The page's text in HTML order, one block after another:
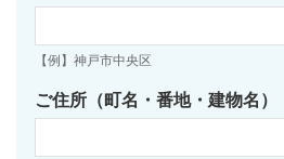
【例】神戸市中央区
ご住所（町名・番地・建物名）